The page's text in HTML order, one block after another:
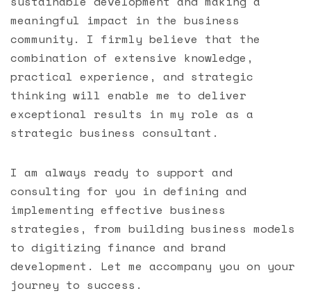
meaningful impact in the business
community. I firmly believe that the
combination of extensive knowledge,
practical experience, and strategic
thinking will enable me to deliver
exceptional results in my role as a
strategic business consultant.
I am always ready to support and
consulting for you in defining and
implementing effective business
strategies, from building business models
to digitizing finance and brand
development. Let me accompany you on your
journey to success.